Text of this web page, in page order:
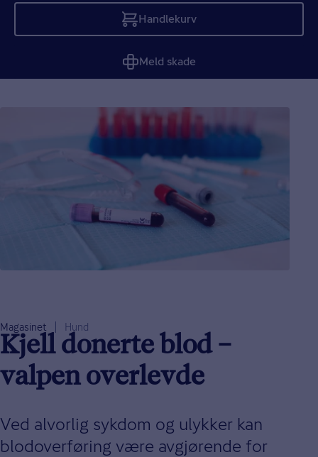
Handlekurv
Tom
Meld skade
Magasinet Hund
Kjell donerte blod –
valpen overlevde
Ved alvorlig sykdom og ulykker kan
blodoverføring være avgjørende for